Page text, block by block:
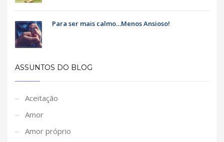
Para ser mais calmo…Menos Ansioso!
ASSUNTOS DO BLOG
Aceitação
Amor
Amor próprio